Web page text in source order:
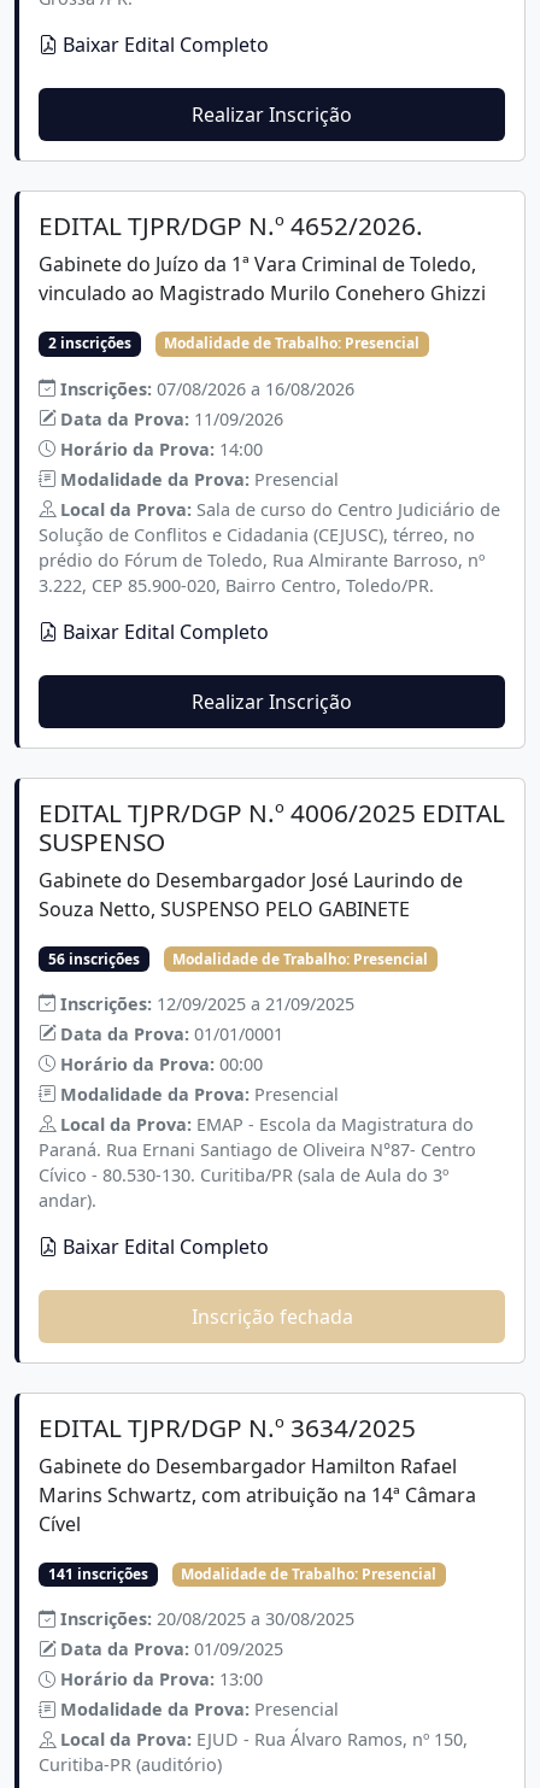
Baixar Edital Completo
Realizar Inscrição
EDITAL TJPR/DGP N.º 4652/2026.
Gabinete do Juízo da 1ª Vara Criminal de Toledo,
vinculado ao Magistrado Murilo Conehero Ghizzi
2 inscrições Modalidade de Trabalho: Presencial
Inscrições: 07/08/2026 a 16/08/2026
Data da Prova: 11/09/2026
Horário da Prova: 14:00
Modalidade da Prova: Presencial
Local da Prova: Sala de curso do Centro Judiciário de
Solução de Conflitos e Cidadania (CEJUSC), térreo, no
prédio do Fórum de Toledo, Rua Almirante Barroso, nº
3.222, CEP 85.900-020, Bairro Centro, Toledo/PR.
Baixar Edital Completo
Realizar Inscrição
EDITAL TJPR/DGP N.º 4006/2025 EDITAL
SUSPENSO
Gabinete do Desembargador José Laurindo de
Souza Netto, SUSPENSO PELO GABINETE
56 inscrições Modalidade de Trabalho: Presencial
Inscrições: 12/09/2025 a 21/09/2025
Data da Prova: 01/01/0001
Horário da Prova: 00:00
Modalidade da Prova: Presencial
Local da Prova: EMAP - Escola da Magistratura do
Paraná. Rua Ernani Santiago de Oliveira N°87- Centro
Cívico - 80.530-130. Curitiba/PR (sala de Aula do 3º
andar).
Baixar Edital Completo
Inscrição fechada
EDITAL TJPR/DGP N.º 3634/2025
Gabinete do Desembargador Hamilton Rafael
Marins Schwartz, com atribuição na 14ª Câmara
Cível
141 inscrições Modalidade de Trabalho: Presencial
Inscrições: 20/08/2025 a 30/08/2025
Data da Prova: 01/09/2025
Horário da Prova: 13:00
Modalidade da Prova: Presencial
Local da Prova: EJUD - Rua Álvaro Ramos, nº 150,
Curitiba-PR (auditório)